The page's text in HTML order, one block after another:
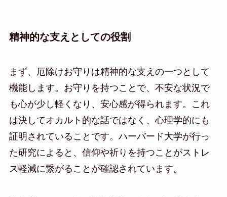
精神的な支えとしての役割
まず、厄除けお守りは精神的な支えの一つとして
機能します。お守りを持つことで、不安な状況で
も心が少し軽くなり、安心感が得られます。これ
は決してオカルト的な話ではなく、心理学的にも
証明されていることです。ハーバード大学が行っ
た研究によると、信仰や祈りを持つことがストレ
ス軽減に繋がることが確認されています。